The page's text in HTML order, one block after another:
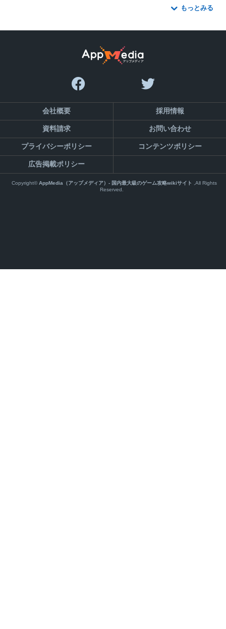
もっとみる
会社概要 採用情報
資料請求 お問い合わせ
プライバシーポリシー コンテンツポリシー
広告掲載ポリシー
Copyright©AppMedia（アップメディア）- 国内最大級のゲーム攻略wikiサイト
,All Rights
Reserved.